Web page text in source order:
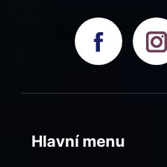
Hlavní menu